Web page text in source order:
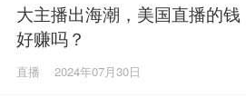
大主播出海潮，美国直播的钱
好赚吗？
直播 2024年07月30日